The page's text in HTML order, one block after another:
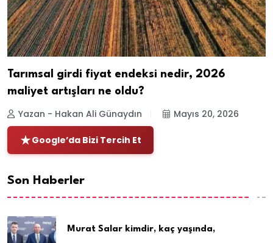
Tarımsal girdi fiyat endeksi nedir, 2026
maliyet artışları ne oldu?
Yazan - Hakan Ali Günaydın Mayıs 20, 2026
Google’da Bizi Tercih Et
Son Haberler
Murat Salar kimdir, kaç yaşında,